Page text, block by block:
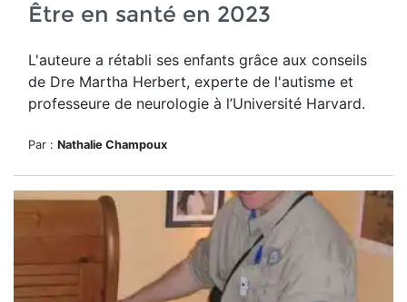
Être en santé en 2023
L'auteure a rétabli ses enfants grâce aux conseils
de Dre Martha Herbert, experte de l'autisme et
professeure de neurologie à l’Université Harvard.
Par : Nathalie Champoux